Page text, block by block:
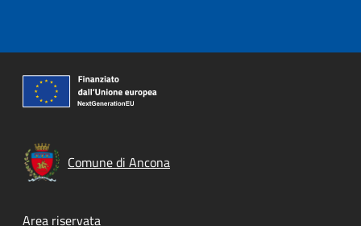
Comune di Ancona
Area riservata